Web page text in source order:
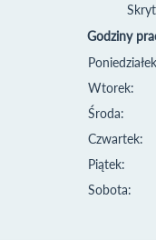
Godziny
Wtorek:
Środa:
Czwartek:
Piątek:
Sobota: